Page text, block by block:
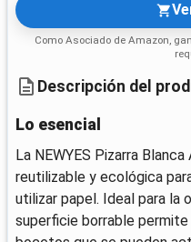
Como Asociado de Amazon,
Descripción del
Lo esencial
La NEWYES Pizarra
reutilizable y ecológica
utilizar papel. Ideal para la
superficie borrable